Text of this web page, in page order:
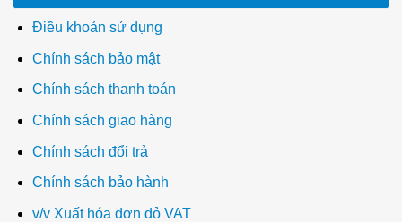
Điều khoản sử dụng
Chính sách bảo mật
Chính sách thanh toán
Chính sách giao hàng
Chính sách đổi trả
Chính sách bảo hành
v/v Xuất hóa đơn đỏ VAT